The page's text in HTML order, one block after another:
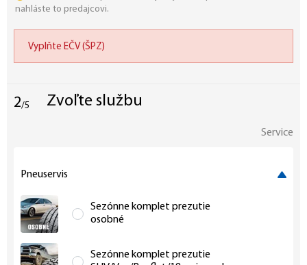
nahláste to predajcovi.
Vyplňte EČV (ŠPZ)
2/5 Zvoľte službu
Service
Pneuservis
Sezónne komplet prezutie
osobné
Sezónne komplet prezutie